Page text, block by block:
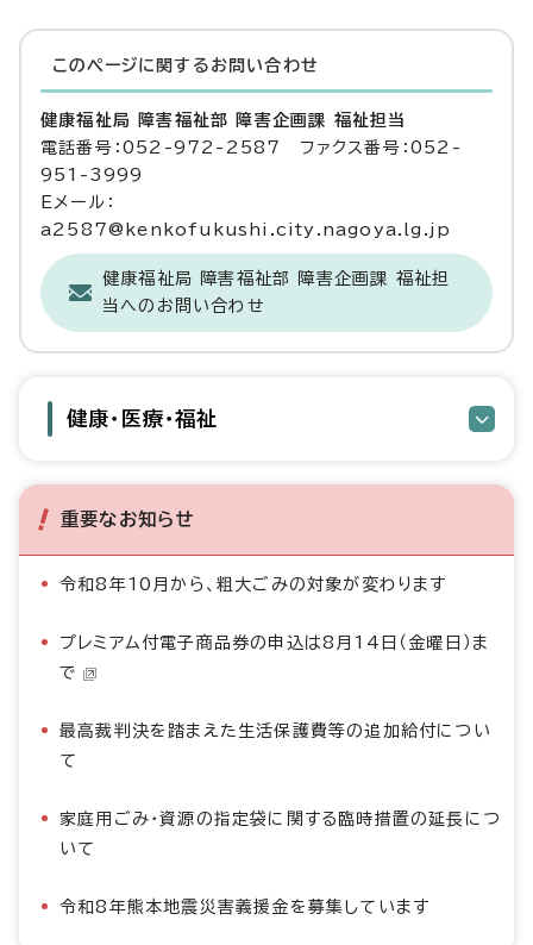
このページに関する お問い合わせ
健康福祉局 障害福祉部 障害企画課 福祉担当
電話番号：052-972-2587 ファクス番号：052-
951-3999
Eメール：
a2587@kenkofukushi.city.nagoya.lg.jp
健康福祉局 障害福祉部 障害企画課 福祉担
当へのお問い合わせ
健康・医療・福祉
重要なお知らせ
令和8年10月から、粗大ごみの対象が変わります
プレミアム付電子商品券の申込は8月14日（金曜日）ま
で
最高裁判決を踏まえた生活保護費等の追加給付につい
て
家庭用ごみ・資源の指定袋に関する臨時措置の延長につ
いて
令和8年熊本地震災害義援金を募集しています